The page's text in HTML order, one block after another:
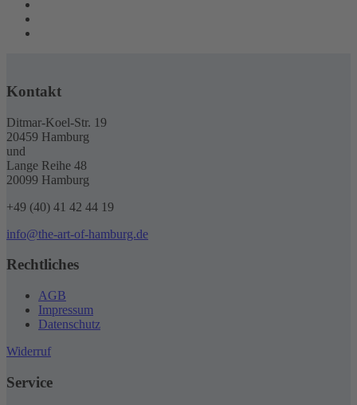
Kontakt
Ditmar-Koel-Str. 19
20459 Hamburg
und
Lange Reihe 48
20099 Hamburg
+49 (40) 41 42 44 19
info@the-art-of-hamburg.de
Rechtliches
AGB
Impressum
Datenschutz
Widerruf
Service